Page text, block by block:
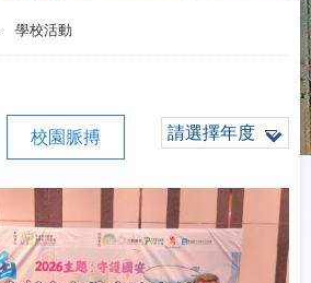
學校活動
請選擇年度
校園脈搏